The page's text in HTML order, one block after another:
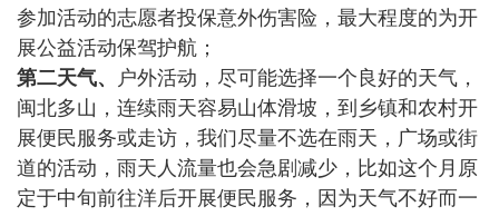
参加活动的志愿者投保意外伤害险，最大程度的为开
展公益活动保驾护航；
第二天气、
户外活动，尽可能选择一个良好的天气，
闽北多山，连续雨天容易山体滑坡，到乡镇和农村开
展便民服务或走访，我们尽量不选在雨天，广场或街
道的活动，雨天人流量也会急剧减少，比如这个月原
定于中旬前往洋后开展便民服务，因为天气不好而一